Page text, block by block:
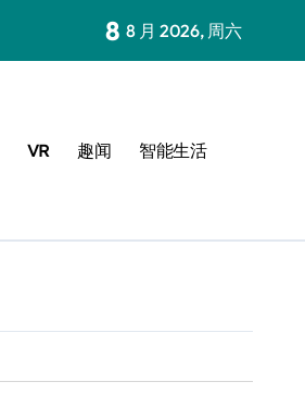
8 8 月 2026, 周六
VR 趣闻 智能生活